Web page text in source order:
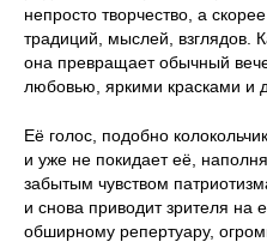
непросто творчество, а
традиций, мыслей, взглядов.
она превращает обычный
любовью, яркими красками и
Её голос, подобно
и уже не покидает её,
забытым чувством
и снова приводит зрителя на
обширному репертуару,